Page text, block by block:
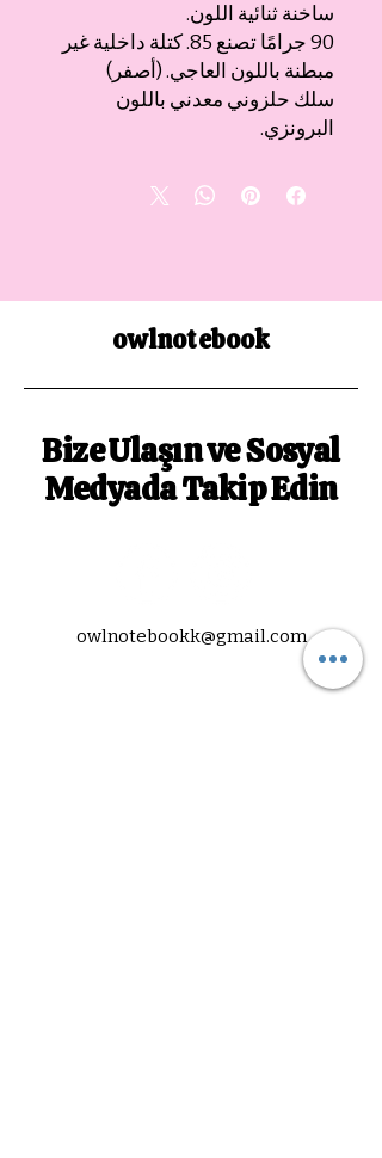
ساخنة ثنائية اللون.
90 جرامًا تصنع 85. كتلة داخلية غير
مبطنة باللون العاجي. (أصفر)
سلك حلزوني معدني باللون
البرونزي.
owlnotebook
Bize Ulaşın ve Sosyal
Medyada Takip Edin
owlnotebookk@gmail.com